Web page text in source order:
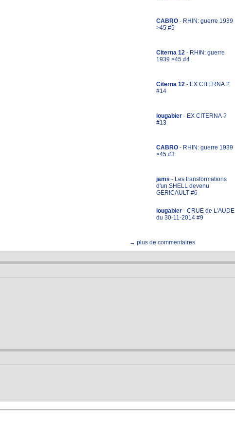
CABRO - RHIN: guerre 1939
>45 #5
Citerna 12 - RHIN: guerre
1939 >45 #4
Citerna 12 - EX CITERNA ?
#14
lougabier - EX CITERNA ?
#13
CABRO - RHIN: guerre 1939
>45 #3
jams - Les transformations
d'un SHELL devenu
GERICAULT #6
lougabier - CRUE de L'AUDE
du 30-11-2014 #9
→ plus de commentaires